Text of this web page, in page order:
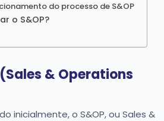
do processo de S&OP
o S&OP?
& Operations
inicialmente, o S&OP, ou Sales &